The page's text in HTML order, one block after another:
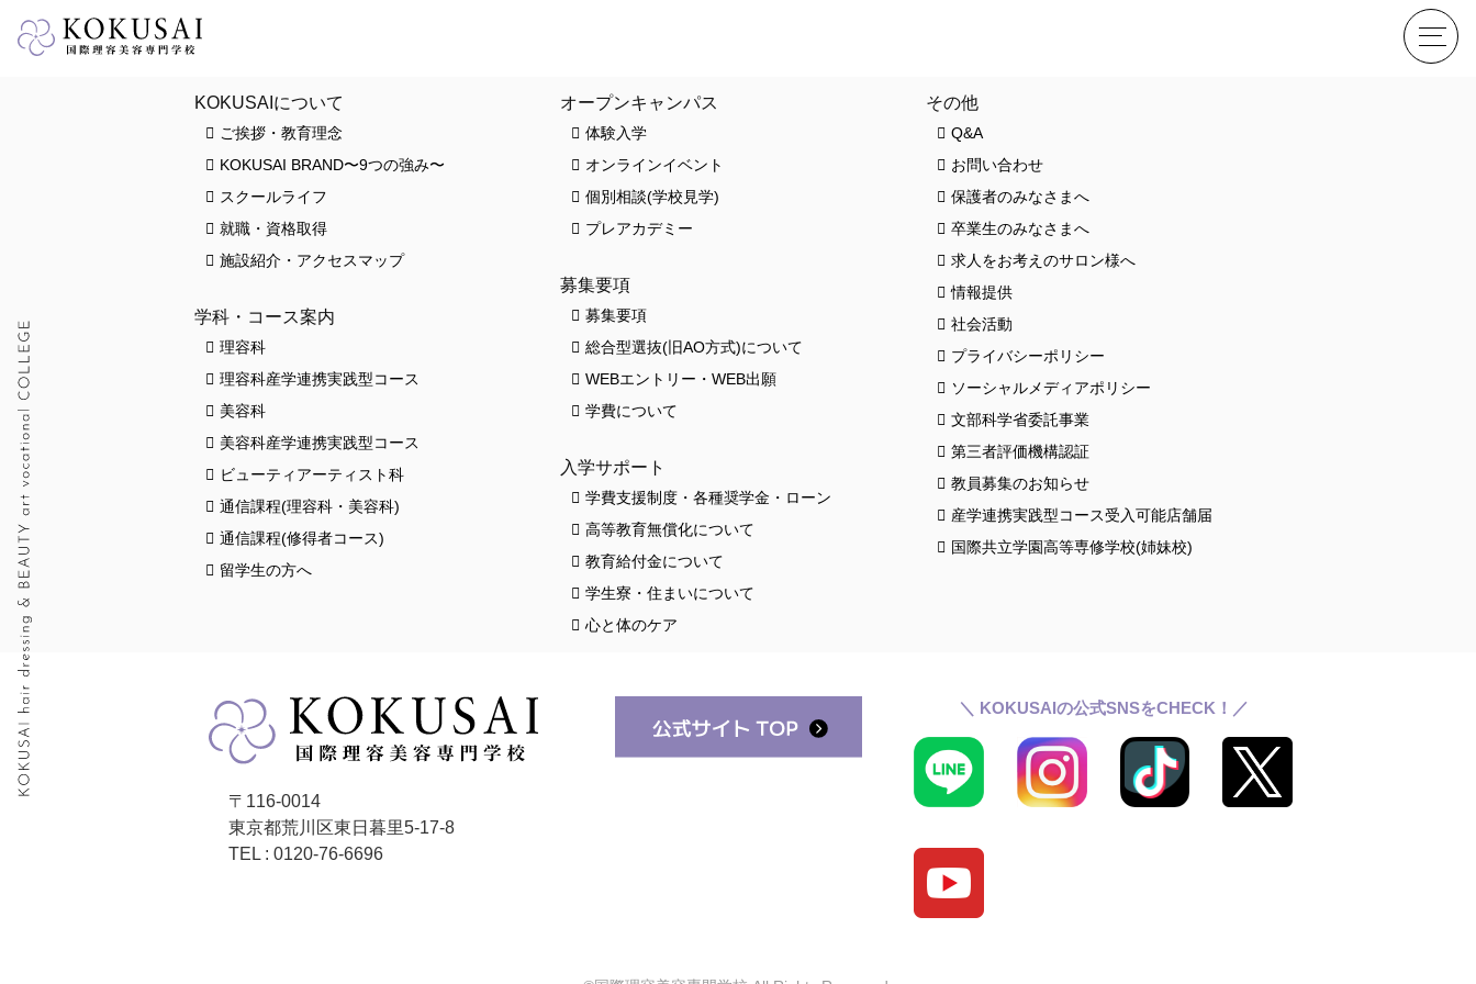
HOME
スクールライフ
クロワッサンス(卒業生の活躍)
お知らせ
KOKUSAIについて
ご挨拶・教育理念
KOKUSAI BRAND〜9つの強み〜
スクールライフ
就職・資格取得
施設紹介・アクセスマップ
学科・コース案内
理容科
理容科産学連携実践型コース
美容科
美容科産学連携実践型コース
ビューティアーティスト科
通信課程(理容科・美容科)
通信課程(修得者コース)
留学生の方へ
オープンキャンパス
体験入学
オンラインイベント
個別相談(学校見学)
プレアカデミー
募集要項
募集要項
総合型選抜(旧AO方式)について
WEBエントリー・WEB出願
学費について
入学サポート
学費支援制度・各種奨学金・ローン
高等教育無償化について
教育給付金について
学生寮・住まいについて
心と体のケア
その他
Q&A
お問い合わせ
保護者のみなさまへ
卒業生のみなさまへ
求人をお考えのサロン様へ
情報提供
社会活動
プライバシーポリシー
ソーシャルメディアポリシー
文部科学省委託事業
第三者評価機構認証
教員募集のお知らせ
産学連携実践型コース受入可能店舗届
国際共立学園高等専修学校(姉妹校)
〒116-0014
東京都荒川区東日暮里5-17-8
TEL : 0120-76-6696
＼ KOKUSAIの公式SNSをCHECK！／